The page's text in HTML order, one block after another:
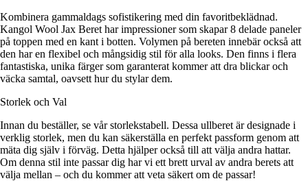
Kombinera gammaldags sofistikering med din favoritbeklädnad.
Kangol Wool Jax Beret har impressioner som skapar 8 delade paneler
på toppen med en kant i botten. Volymen på bereten innebär också att
den har en flexibel och mångsidig stil för alla looks. Den finns i flera
fantastiska, unika färger som garanterat kommer att dra blickar och
väcka samtal, oavsett hur du stylar dem.
Storlek och Val
Innan du beställer, se vår storlekstabell. Dessa ullberet är designade i
verklig storlek, men du kan säkerställa en perfekt passform genom att
mäta dig själv i förväg. Detta hjälper också till att välja andra hattar.
Om denna stil inte passar dig har vi ett brett urval av andra berets att
välja mellan – och du kommer att veta säkert om de passar!